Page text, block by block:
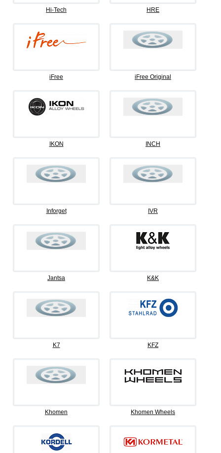
Hi-Tech HRE
iFree iFree Original
IKON INCH
Inforget IVR
Jantsa K&K
K7 KFZ
Khomen Khomen Wheels